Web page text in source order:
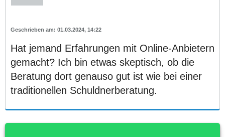
01.03.2024, 14:22
Hat jemand Erfahrungen mit Online-Anbietern
gemacht? Ich bin etwas skeptisch, ob die
Beratung dort genauso gut ist wie bei einer
traditionellen Schuldnerberatung.